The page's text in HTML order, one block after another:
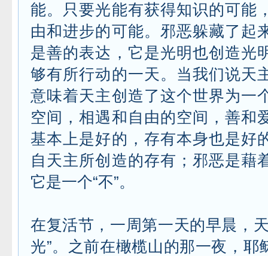
能。只要光能有获得知识的可能
由和进步的可能。邪恶躲藏了起
是善的表达，它是光明也创造光
够有所行动的一天。当我们说天
意味着天主创造了这个世界为一
空间，相遇和自由的空间，善和
基本上是好的，存有本身也是好
自天主所创造的存有；邪恶是藉
它是一个“不”。
在复活节，一周第一天的早晨，
光”。之前在橄榄山的那一夜，耶